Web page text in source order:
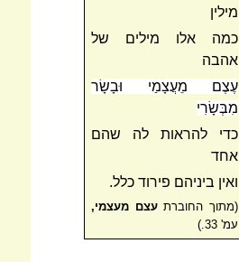
מילין
כמה אלו מילים של
אהבה
עֶצֶם מֵעֲצָמַי וּבָשָׂר
מִבְּשָׂרִי
כדי להראות לה שהם
אחד
ואין ביניהם פירוד כלל.
(מתוך החוברתעצם מעצמי,
עמ' 33.)